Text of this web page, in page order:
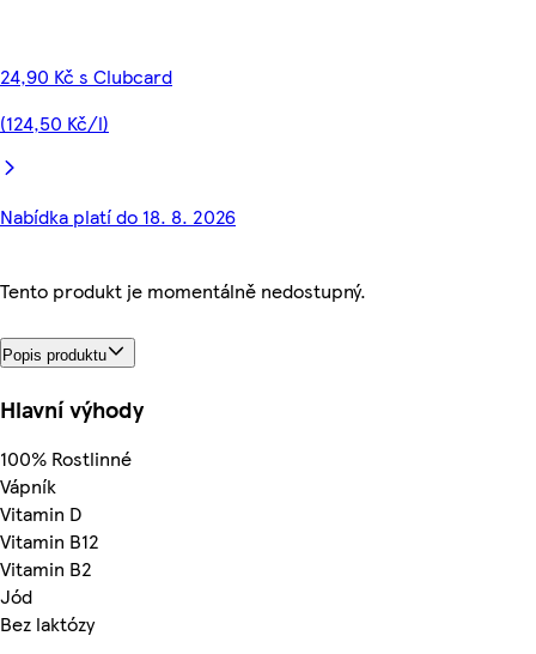
24,90 Kč s Clubcard
(124,50 Kč/l)
Nabídka platí do 18. 8. 2026
Tento produkt je momentálně nedostupný.
Popis produktu
Hlavní výhody
100% Rostlinné
Vápník
Vitamin D
Vitamin B12
Vitamin B2
Jód
Bez laktózy